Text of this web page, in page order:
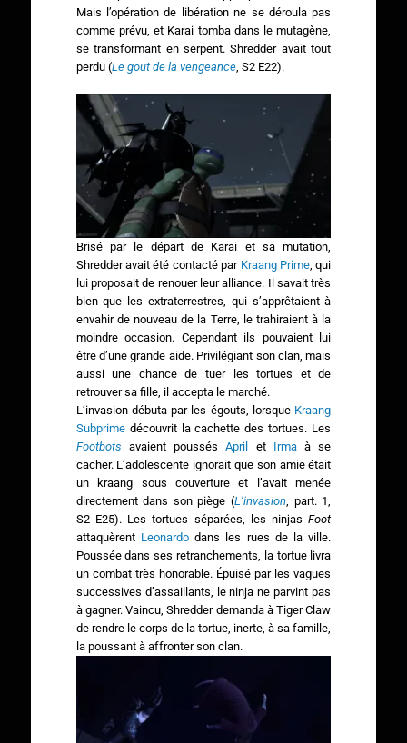
Mais l’opération de libération ne se déroula pas
comme prévu, et Karai tomba dans le mutagène,
se transformant en serpent. Shredder avait tout
perdu (Le gout de la vengeance, S2 E22).
Brisé par le départ de Karai et sa mutation,
Shredder avait été contacté par Kraang Prime, qui
lui proposait de renouer leur alliance. Il savait très
bien que les extraterrestres, qui s’apprêtaient à
envahir de nouveau de la Terre, le trahiraient à la
moindre occasion. Cependant ils pouvaient lui
être d’une grande aide. Privilégiant son clan, mais
aussi une chance de tuer les tortues et de
retrouver sa fille, il accepta le marché.
L’invasion débuta par les égouts, lorsque Kraang
Subprimedécouvrit la cachette des tortues. Les
Footbots avaient poussésApril et Irmaà se
cacher. L’adolescente ignorait que son amie était
un kraang sous couverture et l’avait menée
directement dans son piège (L’invasion, part. 1,
S2 E25). Les tortues séparées, les ninjasFoot
attaquèrent Leonardodans les rues de la ville.
Poussée dans ses retranchements, la tortue livra
un combat très honorable. Épuisé par les vagues
successives d’assaillants, le ninja ne parvint pas
à gagner. Vaincu, Shredder demanda à Tiger Claw
de rendre le corps de la tortue, inerte, à sa famille,
la poussant à affronter son clan.